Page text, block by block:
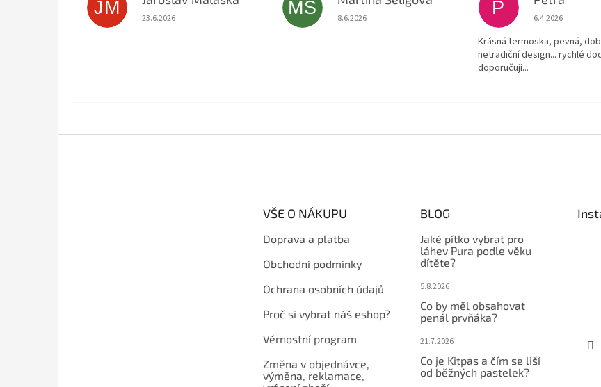
JM Hodnocení obchodu je 5 z 5 hvězdiček.
23.6.2026
MŠ Hodnocení obchodu je 5 z 5 hvězdiček.
8.6.2026
P Hodnocení
6.4.2026
Krásná termoska, pevná,
netradiční design... rychlé
doporučuji...
VŠE O NÁKUPU
Doprava a platba
Obchodní podmínky
Ochrana osobních údajů
Proč si vybrat náš eshop?
Věrnostní program
Změna v objednávce,
výměna, reklamace,
BLOG
Jaké pítko vybrat pro
láhev Pura podle věku
dítěte?
5.8.2026
Co by měl obsahovat
penál prvňáka?
21.7.2026
Co je Kitpas a čím se liší
od běžných pastelek?